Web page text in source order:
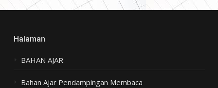
Halaman
BAHAN AJAR
Bahan Ajar Pendampingan Membaca